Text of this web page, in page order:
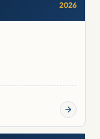
2026